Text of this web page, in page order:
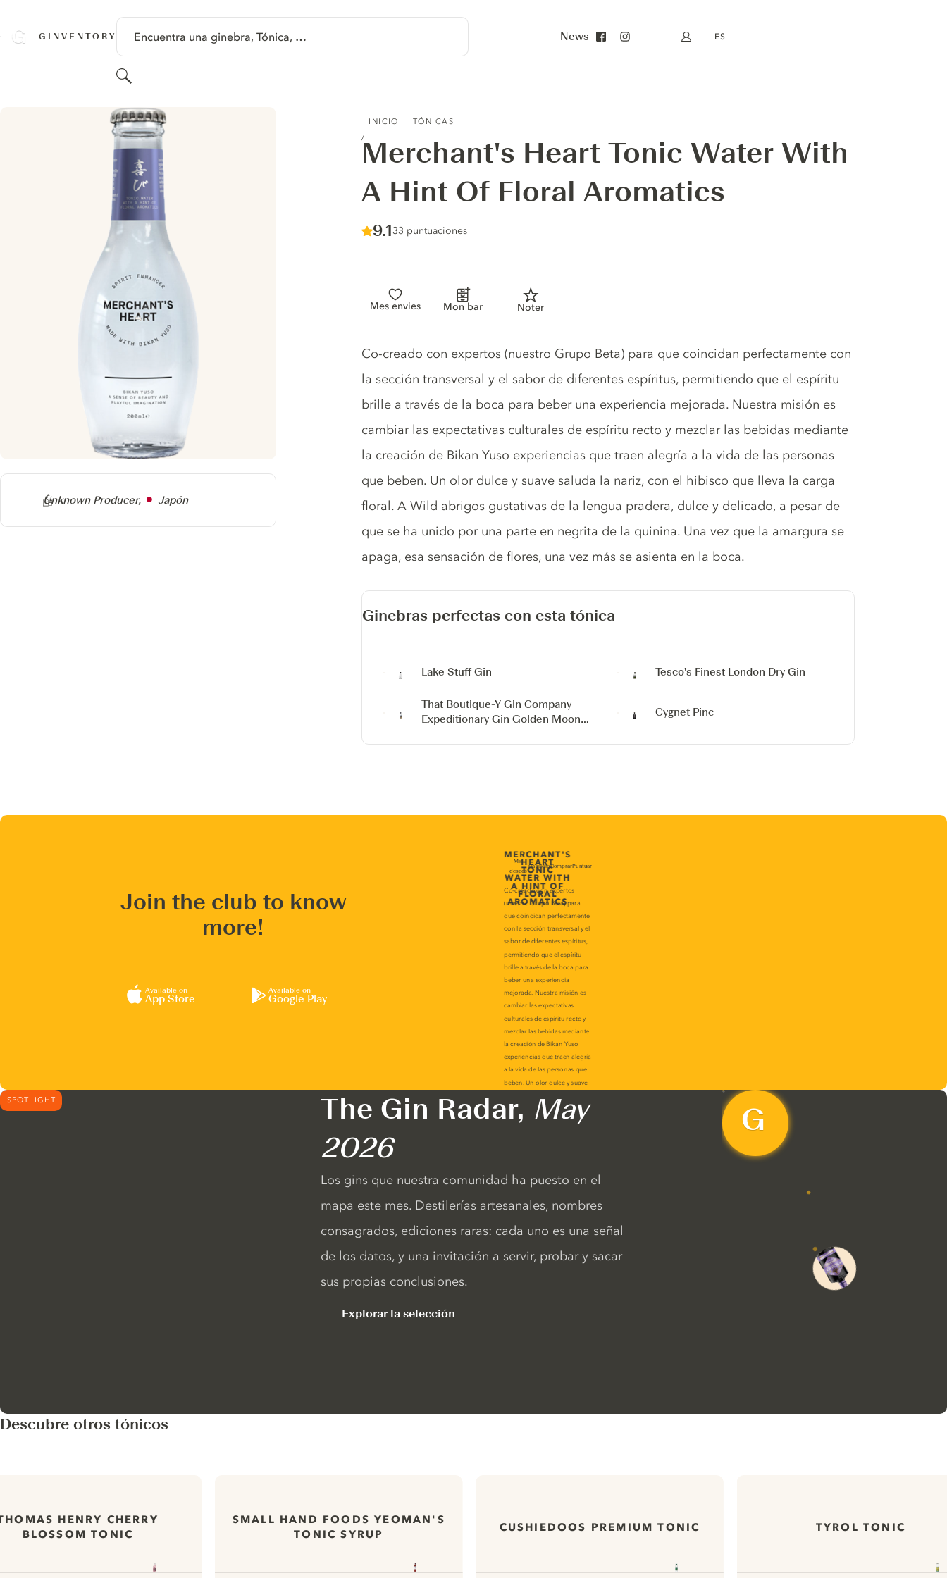
GINVENTORY Encuentra una ginebra, Tónica, …
Buscar
News Mi cuenta
ES
INICIO TÓNICAS
Merchant's Heart Tonic Water With
A Hint Of Floral Aromatics
Score :
9.1/ 10
33 puntuaciones
Mes envies Mon bar Noter
Producer
Unknown Producer, Japón
Tonic description
Co-creado con expertos (nuestro Grupo Beta) para que coincidan perfectamente con
la sección transversal y el sabor de diferentes espíritus, permitiendo que el espíritu
brille a través de la boca para beber una experiencia mejorada. Nuestra misión es
cambiar las expectativas culturales de espíritu recto y mezclar las bebidas mediante
la creación de Bikan Yuso experiencias que traen alegría a la vida de las personas
que beben. Un olor dulce y suave saluda la nariz, con el hibisco que lleva la carga
floral. A Wild abrigos gustativas de la lengua pradera, dulce y delicado, a pesar de
que se ha unido por una parte en negrita de la quinina. Una vez que la amargura se
apaga, esa sensación de flores, una vez más se asienta en la boca.
Ginebras perfectas con esta tónica
Lake Stuff Gin Tesco's Finest London Dry Gin
That Boutique-Y Gin Company
Expeditionary Gin Golden Moon
Cygnet Pinc
Join the club to know
more!
Available on
App Store
Available on
Google Play
SPOTLIGHT The Gin Radar, May
2026
Los gins que nuestra comunidad ha puesto en el
mapa este mes. Destilerías artesanales, nombres
consagrados, ediciones raras: cada uno es una señal
de los datos, y una invitación a servir, probar y sacar
sus propias conclusiones.
Explorar la selección
Descubre otros tónicos
HENRY CHERRY
BLOSSOM TONIC
SMALL HAND FOODS YEOMAN'S
TONIC SYRUP
CUSHIEDOOS PREMIUM TONIC TYROL TONIC